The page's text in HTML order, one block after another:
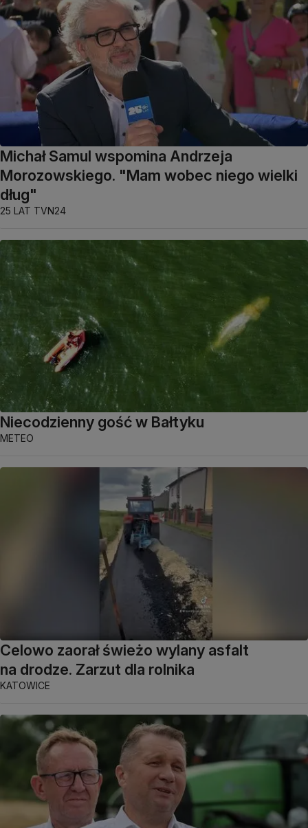
Michał Samul wspomina Andrzeja
Morozowskiego. "Mam wobec niego wielki
dług"
25 LAT TVN24
Niecodzienny gość w Bałtyku
METEO
Celowo zaorał świeżo wylany asfalt
na drodze. Zarzut dla rolnika
KATOWICE